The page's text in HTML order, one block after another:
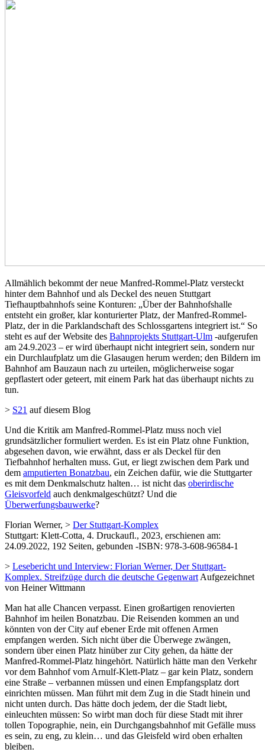
Allmählich bekommt der neue Manfred-Rommel-Platz versteckt
hinter dem Bahnhof und als Deckel des neuen Stuttgart
Tiefhauptbahnhofs seine Konturen: „Über der Bahnhofshalle
entsteht ein großer, klar konturierter Platz, der Manfred-Rommel-
Platz, der in die Parklandschaft des Schlossgartens integriert ist.“ So
steht es auf der Website des Bahnprojekts Stuttgart-Ulm -aufgerufen
am 24.9.2023 – er wird überhaupt nicht integriert sein, sondern nur
ein Durchlaufplatz um die Glasaugen herum werden; den Bildern im
Bahnhof am Bauzaun nach zu urteilen, möglicherweise sogar
gepflastert oder geteert, mit einem Park hat das überhaupt nichts zu
tun.
> S21 auf diesem Blog
Und die Kritik am Manfred-Rommel-Platz muss noch viel
grundsätzlicher formuliert werden. Es ist ein Platz ohne Funktion,
abgesehen davon, wie erwähnt, dass er als Deckel für den
Tiefbahnhof herhalten muss. Gut, er liegt zwischen dem Park und
dem amputierten Bonatzbau, ein Zeichen dafür, wie die Stuttgarter
es mit dem Denkmalschutz halten… ist nicht das oberirdische
Gleisvorfeld auch denkmalgeschützt? Und die
Überwerfungsbauwerke?
Florian Werner, > Der Stuttgart-Komplex
Stuttgart: Klett-Cotta, 4. Druckaufl., 2023, erschienen am:
24.09.2022, 192 Seiten, gebunden -ISBN: 978-3-608-96584-1
> Lesebericht und Interview: Florian Werner, Der Stuttgart-
Komplex. Streifzüge durch die deutsche Gegenwart Aufgezeichnet
von Heiner Wittmann
Man hat alle Chancen verpasst. Einen großartigen renovierten
Bahnhof im heilen Bonatzbau. Die Reisenden kommen an und
könnten von der City auf ebener Erde mit offenen Armen
empfangen werden. Sich nicht über die Überwege zwängen,
sondern über einen Platz hinüber zur City gehen, da hätte der
Manfred-Rommel-Platz hingehört. Natürlich hätte man den Verkehr
vor dem Bahnhof vom Arnulf-Klett-Platz – gar kein Platz, sondern
eine Straße – verbannen müssen und einen Empfangsplatz dort
einrichten müssen. Man führt mit dem Zug in die Stadt hinein und
nicht unten durch. Das hätte doch jedem, der die Stadt liebt,
einleuchten müssen: So wirbt man doch für diese Stadt mit ihrer
tollen Topographie, nein, ein Durchgangsbahnhof mit Gefälle muss
es sein, zu eng, zu klein… und das Gleisfeld wird oben erhalten
bleiben.